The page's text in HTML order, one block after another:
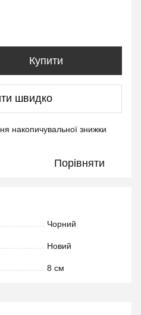
Купити
швидко
накопичувальної знижки
Порівняти
Чорний
Новий
8 см